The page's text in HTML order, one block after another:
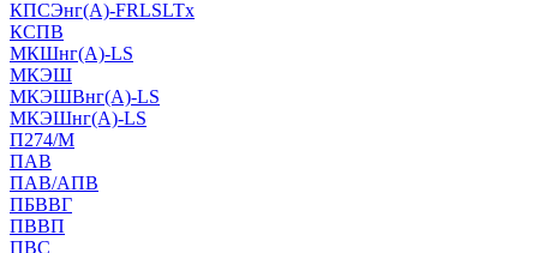
КПСЭнг(А)-FRLSLTx
КСПВ
МКШнг(А)-LS
МКЭШ
МКЭШВнг(А)-LS
МКЭШнг(А)-LS
П274/М
ПАВ
ПАВ/АПВ
ПБВВГ
ПВВП
ПВС